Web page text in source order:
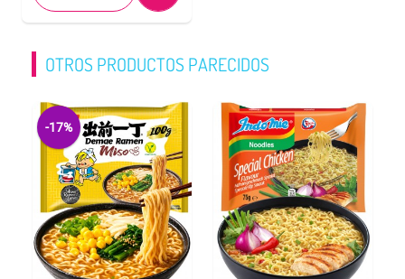
OTROS PRODUCTOS PARECIDOS
-17%